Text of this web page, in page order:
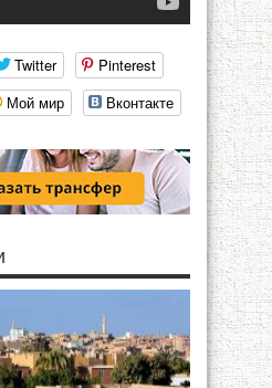
Twitter
Pinterest
Мой мир Вконтакте